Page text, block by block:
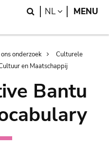
Search
NL LANGUAGE
MENU
onderzoek
Culturele
en Maatschappij
Bantu